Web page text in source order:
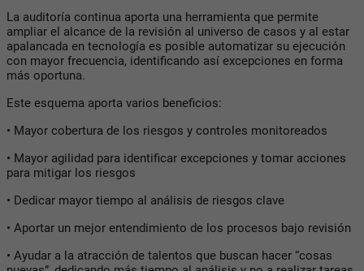
La auditoría continua aporta una herramienta que permite
ampliar el alcance de la revisión al universo de casos y al estar
apalancada en tecnología es posible automatizar su ejecución
con mayor frecuencia, identificando así excepciones en forma
más oportuna.
Este esquema aporta varios beneficios:
• Mayor cobertura de los riesgos y controles monitoreados
• Mayor agilidad para identificar excepciones y tomar acciones
para mitigar los riesgos
• Dedicar mayor tiempo al análisis de riesgos clave
• Aportar un mejor entendimiento de los procesos bajo revisión
• Ayudar a la atracción de talentos que buscan hacer “cosas